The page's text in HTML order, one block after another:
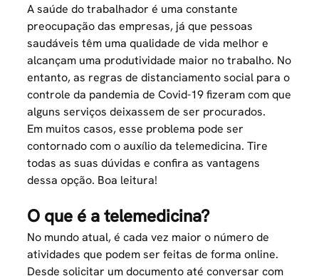
Asaúde do trabalhadoré uma constante
preocupação das empresas, já que pessoas
saudáveis têm uma qualidade de vida melhor e
alcançam uma produtividade maior no trabalho. No
entanto, as regras de distanciamento social para o
controle da pandemia de Covid-19fizeram com que
alguns serviços deixassem de ser procurados.
Em muitos casos, esse problema pode ser
contornado com o auxílio da telemedicina. Tire
todas as suas dúvidas e confira as vantagens
dessa opção. Boa leitura!
O que é a telemedicina?
No mundo atual, é cada vez maior o número de
atividades que podem ser feitas de formaonline.
Desde solicitar um documento até conversar com